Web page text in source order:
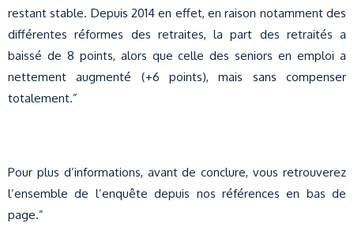
restant stable. Depuis 2014 en effet, en raison notamment des
différentes réformes des retraites, la part des retraités a
baissé de 8 points, alors que celle des seniors en emploi a
nettement augmenté (+6 points), mais sans compenser
totalement.”
Pour plus d’informations, avant de conclure, vous retrouverez
l’ensemble de l’enquête depuis nos références en bas de
page.”